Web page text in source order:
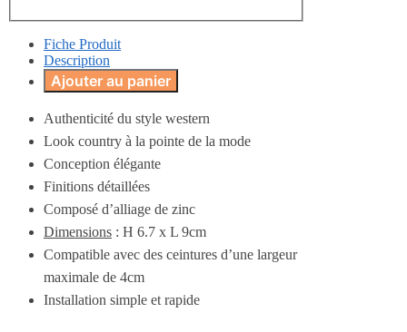
Fiche Produit
Description
Ajouter au panier
Authenticité du style western
Look country à la pointe de la mode
Conception élégante
Finitions détaillées
Composé d’alliage de zinc
Dimensions : H 6.7 x L 9cm
Compatible avec des ceintures d’une largeur
maximale de 4cm
Installation simple et rapide